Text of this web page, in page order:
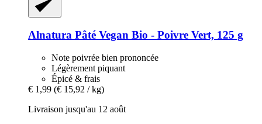
Alnatura Pâté Vegan Bio -​ Poivre Vert, 125 g
Note poivrée bien prononcée
Légèrement piquant
Épicé & frais
€ 1,99 (€ 15,92 / kg)
Livraison jusqu'au 12 août